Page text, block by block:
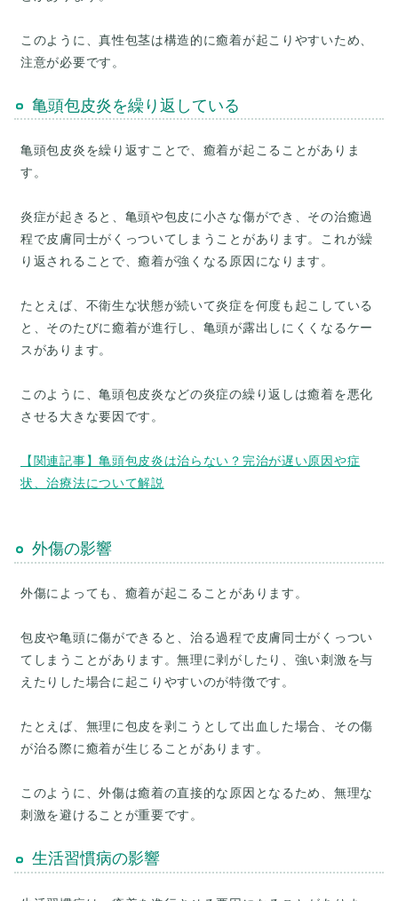
このように、真性包茎は構造的に癒着が起こりやすいため、
亀頭包皮炎を繰り返している
亀頭包皮炎を繰り返すことで、癒着が起こることがありま
す。
炎症が起きると、亀頭や包皮に小さな傷ができ、その治癒過
程で皮膚同士がくっついてしまうことがあります。これが繰
り返されることで、癒着が強くなる原因になります。
たとえば、不衛生な状態が続いて炎症を何度も起こしている
と、そのたびに癒着が進行し、亀頭が露出しにくくなるケー
スがあります。
このように、亀頭包皮炎などの炎症の繰り返しは癒着を悪化
させる大きな要因です。
【関連記事】亀頭包皮炎は治らない？完治が遅い原因や症
状、治療法について解説
外傷の影響
外傷によっても、癒着が起こることがあります。
包皮や亀頭に傷ができると、治る過程で皮膚同士がくっつい
てしまうことがあります。無理に剥がしたり、強い刺激を与
えたりした場合に起こりやすいのが特徴です。
たとえば、無理に包皮を剥こうとして出血した場合、その傷
が治る際に癒着が生じることがあります。
このように、外傷は癒着の直接的な原因となるため、無理な
生活習慣病の影響